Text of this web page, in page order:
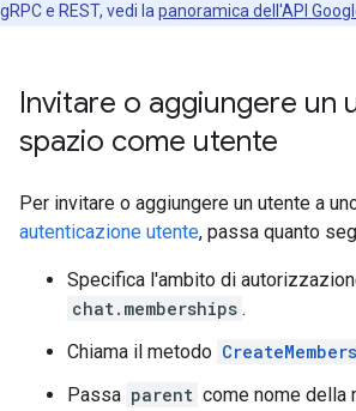
gRPC e REST, vedi la panoramica dell'API
Invitare o aggiungere un
spazio come utente
Per invitare o aggiungere un utente a
autenticazione utente, passa quanto
Specifica l'ambito di
chat.memberships .
Chiama il metodo
Passa parent come nome della